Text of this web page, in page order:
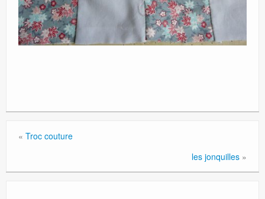
« Troc couture
les jonquilles »